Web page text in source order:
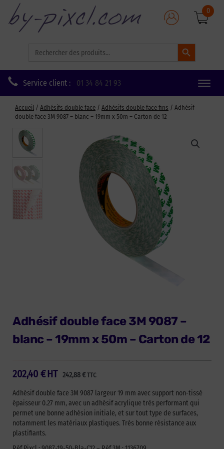
for:
Search Button
0
Service client : 01 34 84 21 93
Toggle
Accueil / Adhésifs double face / Adhésifs double face fins / Adhésif
double face 3M 9087 – blanc – 19mm x 50m – Carton de 12
Adhésif double face 3M 9087 –
blanc – 19mm x 50m – Carton de 12
202,40 € 242,88€ TTC
HT
Adhésif double face 3M 9087 largeur 19 mm avec support non-tissé
épaisseur 0.27 mm, avec un adhésif acrylique très performant qui
permet une bonne adhésion initiale, et sur tout type de surfaces,
notamment les matériaux plastiques. Très bonne résistance aux
plastifiants.